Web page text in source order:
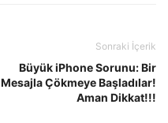
Sonraki İçerik
Büyük iPhone Sorunu: Bir
Mesajla Çökmeye Başladılar!
Aman Dikkat!!!